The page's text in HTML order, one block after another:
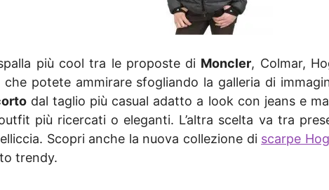
più cool tra le proposte di Moncler, Colmar,
che potete ammirare sfogliando la galleria di
dal taglio più casual adatto a look con jeans e
più ricercati o eleganti. L’altra scelta va tra
Scopri anche la nuova collezione di scarpe
trendy.